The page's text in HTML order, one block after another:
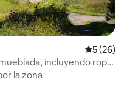
5 (26)
incluyendo ropa
la zona